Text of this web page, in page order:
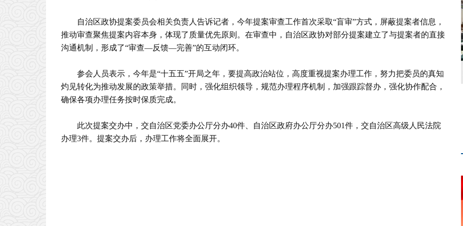
自治区政协提案委员会相关负责人告诉记者，今年提案审查工作首次采取“盲审”方式，屏蔽提案者信息，
推动审查聚焦提案内容本身，体现了质量优先原则。在审查中，自治区政协对部分提案建立了与提案者的直接
沟通机制，形成了“审查—反馈—完善”的互动闭环。
参会人员表示，今年是“十五五”开局之年，要提高政治站位，高度重视提案办理工作，努力把委员的真知
灼见转化为推动发展的政策举措。同时，强化组织领导，规范办理程序机制，加强跟踪督办，强化协作配合，
确保各项办理任务按时保质完成。
此次提案交办中，交自治区党委办公厅分办40件、自治区政府办公厅分办501件，交自治区高级人民法院
办理3件。提案交办后，办理工作将全面展开。